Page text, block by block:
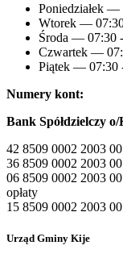
Poniedziałek —
Wtorek —
Środa — 07:30
Czwartek —
Piątek — 07:30
Numery kont:
Bank Spółdzielczy
42 8509 0002 2003
36 8509 0002 2003
06 8509 0002 2003
opłaty
15 8509 0002 2003
Urząd Gminy Kije